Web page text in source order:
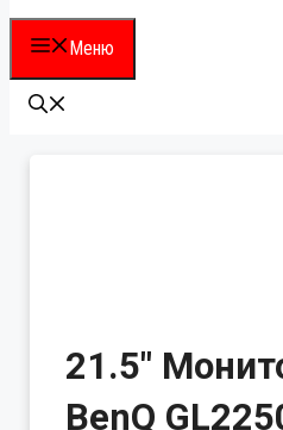
Меню
21.5″
BenQ